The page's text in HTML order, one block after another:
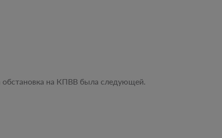
обстановка на КПВВ была следующей.